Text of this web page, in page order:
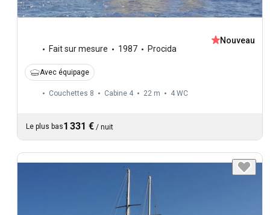
Fait sur mesure 1987 Procida
Nouveau
Avec équipage
Couchettes 8 Cabine 4 22 m 4 WC
Le plus bas1 331 € / nuit